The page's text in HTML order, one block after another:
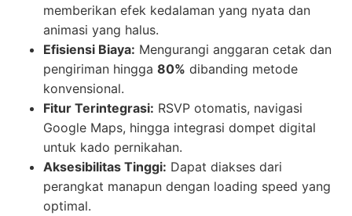
memberikan efek kedalaman yang nyata dan
animasi yang halus.
Efisiensi Biaya: Mengurangi anggaran cetak dan
pengiriman hingga 80% dibanding metode
konvensional.
Fitur Terintegrasi: RSVP otomatis, navigasi
Google Maps, hingga integrasi dompet digital
untuk kado pernikahan.
Aksesibilitas Tinggi: Dapat diakses dari
perangkat manapun dengan loading speed yang
optimal.